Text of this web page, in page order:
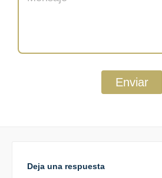
Enviar
Deja una respuesta